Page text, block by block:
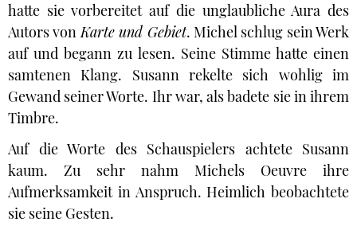
hatte sie vorbereitet auf die unglaubliche Aura des
Autors vonKarte und Gebiet. Michel schlug sein Werk
auf und begann zu lesen. Seine Stimme hatte einen
samtenen Klang. Susann rekelte sich wohlig im
Gewand seiner Worte. Ihr war, als badete sie in ihrem
Timbre.
Auf die Worte des Schauspielers achtete Susann
kaum. Zu sehr nahm Michels Oeuvre ihre
Aufmerksamkeit in Anspruch. Heimlich beobachtete
sie seine Gesten.